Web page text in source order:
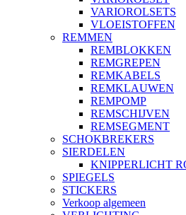
VARIOROLSETS
VLOEISTOFFEN
REMMEN
REMBLOKKEN
REMGREPEN
REMKABELS
REMKLAUWEN
REMPOMP
REMSCHIJVEN
REMSEGMENT
SCHOKBREKERS
SIERDELEN
KNIPPERLICHT
SPIEGELS
STICKERS
Verkoop algemeen